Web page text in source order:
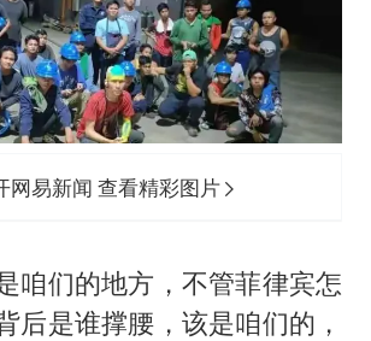
网易新闻 查看精彩图片
咱们的地方，不管菲律宾怎
后是谁撑腰，该是咱们的，